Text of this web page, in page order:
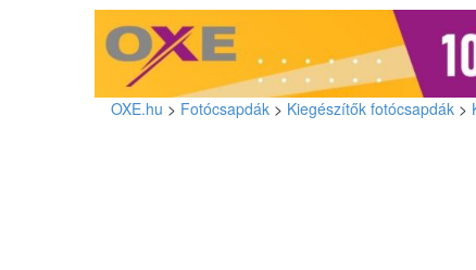
OXE.hu > Fotócsapdák > Kiegészítők fotócsapdák >